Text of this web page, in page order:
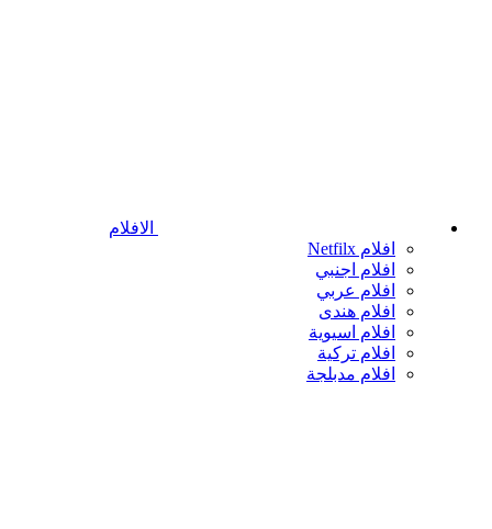
الافلام
افلام Netfilx
افلام اجنبي
افلام عربي
افلام هندى
افلام اسيوية
افلام تركية
افلام مدبلجة